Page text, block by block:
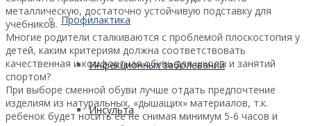
Профилактика
Инфекционных заболеваний
Инсульта
металлическую, достаточно устойчивую подставку для
учебников.
Многие родители сталкиваются с проблемой плоскостопия у
детей, каким критериям должна соответствовать
качественная и комфортная обувь для школы и занятий
спортом?
При выборе сменной обуви лучше отдать предпочтение
изделиям из натуральных, «дышащих» материалов, т.к.
ребенок будет носить ее не снимая минимум 5-6 часов и